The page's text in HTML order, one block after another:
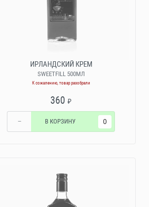
ИРЛАНДСКИЙ КРЕМ
SWEETFILL 500МЛ
К сожалению, товар разобрали
360₽
− В КОРЗИНУ